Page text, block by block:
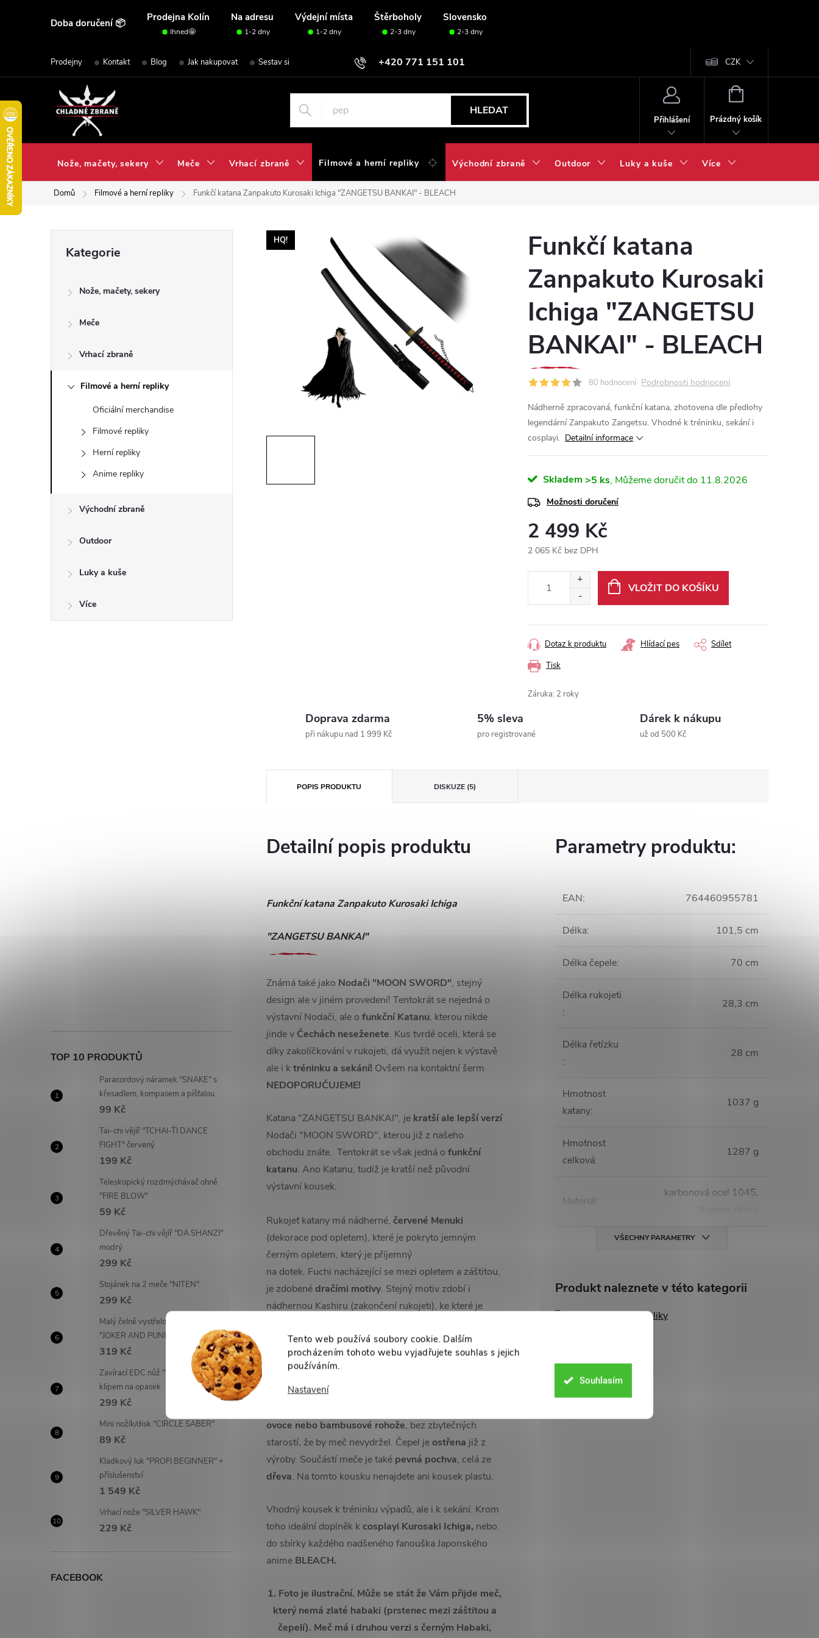
Tento web používá soubory cookie. Dalším
procházením tohoto webu vyjadřujete souhlas s jejich
používáním.
Nastavení
Souhlasím
Doba doručení 📦 Prodejna Kolín Na adresu Výdejní místa Štěrboholy Slovensko
Ihned🤩 1-2 dny 1-2 dny 2-3 dny 2-3 dny
+420 771 151 101
Prodejny Kontakt Blog Jak nakupovat Sestav si svou sadu✅ CZK
HLEDAT
Přihlášení
NÁKUPNÍ
Prázdný košík
Nože, mačety, sekery Meče Vrhací zbraně Filmové a herní repliky Východní zbraně Outdoor Luky a kuše Více
Domů Filmové a herní repliky Funkčí katana Zanpakuto Kurosaki Ichiga "ZANGETSU BANKAI" - BLEACH
r
í
kategorie
Kategorie
Nože, mačety, sekery
Meče
Vrhací zbraně
Filmové a herní repliky
Oficiální merchandise
Filmové repliky
Herní repliky
Anime repliky
Východní zbraně
Outdoor
Luky a kuše
Více
TOP 10 PRODUKTŮ
Paracordový náramek "SNAKE" s
křesadlem, kompasem a píšťalou
99 Kč
Tai-chi vějíř "TCHAI-ŤI DANCE
FIGHT" červený
199 Kč
Teleskopický rozdmýchávač ohně
"FIRE BLOW"
59 Kč
Dřevěný Tai-chi vějíř "DA SHANZI"
modrý
299 Kč
Stojánek na 2 meče "NITEN"
299 Kč
Malý čelně vystřelovací OTF nůž
"JOKER AND PUNISHER"
319 Kč
Zavírací EDC nůž "FOXTROT" s
klipem na opasek
299 Kč
Mini nožík/disk "CIRCLE SABER"
89 Kč
Kladkový luk "PROFI BEGINNER" +
příslušenství
1 549 Kč
Vrhací nože "SILVER HAWK"
229 Kč
FACEBOOK
HQ!
Funkčí katana
Zanpakuto Kurosaki
Ichiga "ZANGETSU
BANKAI" - BLEACH
80 hodnocení Podrobnosti hodnocení
Nádherně zpracovaná, funkční katana, zhotovena dle předlohy
legendární Zanpakuto Zangetsu. Vhodné k tréninku, sekání i
cosplayi. Detailní informace
Skladem >5 ks 11.8.2026
Možnosti doručení
2 499 Kč
2 065 Kč bez DPH
VLOŽIT DO KOŠÍKU
Tisk
Dotaz k produktu Hlídací pes Sdílet
Záruka: 2 roky
Doprava zdarma
při nákupu nad 1 999 Kč
5% sleva
pro registrované
Dárek k nákupu
už od 500 Kč
POPIS PRODUKTU DISKUZE (5)
Detailní popis produktu
Funkční katana Zanpakuto Kurosaki Ichiga
"ZANGETSU BANKAI"
Známá také jako Nodači "MOON SWORD", stejný
design ale v jiném provedení! Tentokrát se nejedná o
výstavní Nodači, ale o funkční Katanu, kterou nikde
jinde v Čechách neseženete. Kus tvrdé oceli, která se
díky zakolíčkování v rukojeti, dá využít nejen k výstavě
ale i ktréninku a sekání! Ovšem na kontaktní šerm
NEDOPORUČUJEME!
Katana "ZANGETSU BANKAI", je kratší ale lepší verzí
Nodači "MOON SWORD", kterou již z našeho
obchodu znáte. Tentokrát se však jedná o funkční
katanu. Ano Katanu, tudíž je kratší než původní
výstavní kousek.
Rukojeť katany má nádherné, červené Menuki
(dekorace pod opletem), které je pokryto jemným
černým opletem, který je příjemný
na dotek. Fuchi nacházející se mezi opletem a záštitou,
je zdobenédračími motivy. Stejný motiv zdobí i
nádhernou Kashiru (zakončení rukojeti), ke které je
100% identickás anime předlohou, včetně
přesných detailů.
Celočerná čepel o délce
ovoce nebo bambusové rohože, bez zbytečných
starostí, že by meč nevydržel. Čepel jeostřena již z
výroby. Součástí meče je také pevná pochva, celá ze
dřeva. Na tomto kousku nenajdete ani kousek plastu.
Vhodný kousek k tréninku výpadů, ale i k sekání. Krom
toho ideální doplněk kcosplayi Kurosaki Ichiga, nebo
do sbírky každého nadšeného fanouška Japonského
anime BLEACH.
1. Foto je ilustrační. Může se stát že Vám přijde meč,
který nemá zlaté habaki (prstenec mezi záštitou a
čepelí). Meč má i druhou verzi s černým Habaki,
Parametry produktu:
EAN: 764460955781
Délka: 101,5 cm
Délka čepele: 70 cm
Délka rukojeti
:
28,3 cm
Délka řetízku
:
28 cm
Hmotnost
katany:
1037 g
Hmotnost
celková:
1287 g
Materiál:
karbonová ocel 1045,
VŠECHNY PARAMETRY
Produkt naleznete v této kategorii
Filmové a herní repliky